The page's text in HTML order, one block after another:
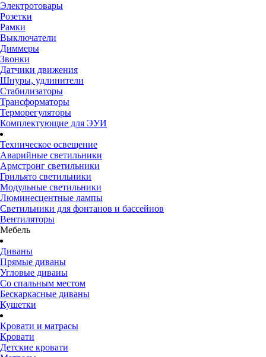
Электротовары
Розетки
Рамки
Выключатели
Диммеры
Звонки
Датчики движения
Шнуры, удлинители
Стабилизаторы
Трансформаторы
Терморегуляторы
Комплектующие для ЭУИ
Техническое освещение
Аварийные светильники
Армстронг светильники
Грильято светильники
Модульные светильники
Люминесцентные лампы
Светильники для фонтанов и бассейнов
Вентиляторы
Мебель
Диваны
Прямые диваны
Угловые диваны
Со спальным местом
Бескаркасные диваны
Кушетки
Кровати и матрасы
Кровати
Детские кровати